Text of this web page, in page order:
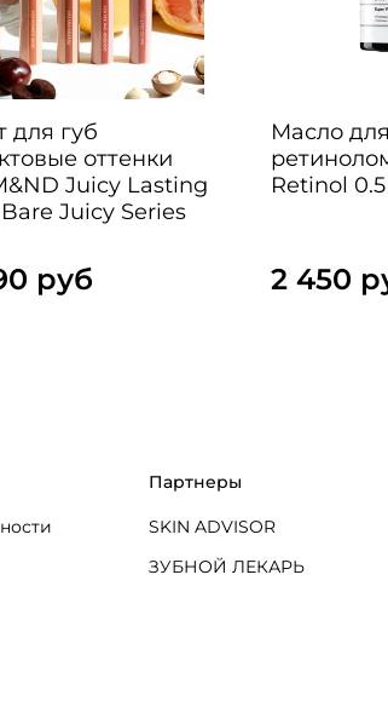
для губ
оттенки
Juicy Lasting
Juicy Series
руб
Масло
Retinol
2 450
Партнеры
SKIN ADVISOR
ЗУБНОЙ ЛЕКАРЬ